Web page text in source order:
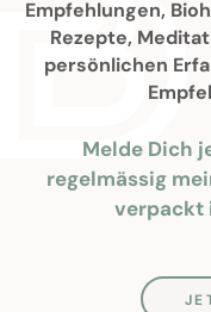
Empfehlungen,
Rezepte,
persönlichen
Melde Dich
regelmässig
verpackt